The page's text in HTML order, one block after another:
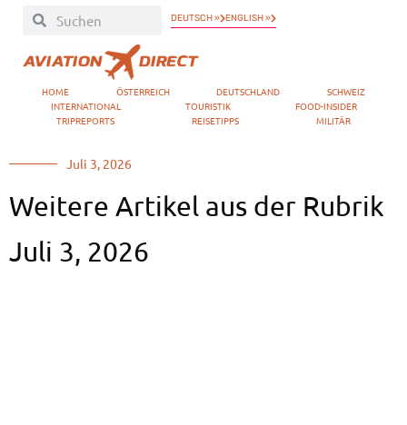
DEUTSCH » ENGLISH »
HOME ÖSTERREICH DEUTSCHLAND
SCHWEIZ
INTERNATIONAL
TOURISTIK
FOOD-INSIDER
TRIPREPORTS
REISETIPPS MILITÄR
Juli 3, 2026
Weitere Artikel aus der Rubrik
Juli 3, 2026